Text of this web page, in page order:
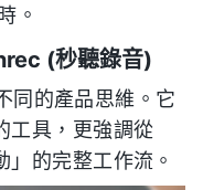
。
(秒聽錄音)
同的產品思維。它
工具，更強調從
」的完整工作流。